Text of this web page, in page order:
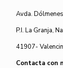
Avda.
P.I. La Granja,
41907-
Contacta con